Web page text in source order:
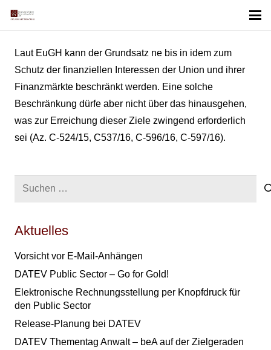
Laut EuGH kann der Grundsatz ne bis in idem zum
Schutz der finanziellen Interessen der Union und ihrer
Finanzmärkte beschränkt werden. Eine solche
Beschränkung dürfe aber nicht über das hinausgehen,
was zur Erreichung dieser Ziele zwingend erforderlich
sei (Az. C-524/15, C537/16, C-596/16, C-597/16).
Suchen
Aktuelles
Vorsicht vor E-Mail-Anhängen
DATEV Public Sector – Go for Gold!
Elektronische Rechnungsstellung per Knopfdruck für
den Public Sector
Release-Planung bei DATEV
DATEV Thementag Anwalt – beA auf der Zielgeraden